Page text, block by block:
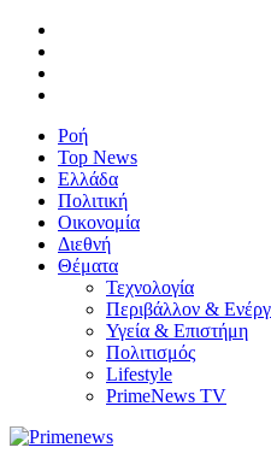
Ροή
Top News
Ελλάδα
Πολιτική
Οικονομία
Διεθνή
Θέματα
Τεχνολογία
Περιβάλλον &
Υγεία & Επιστήμη
Πολιτισμός
Lifestyle
PrimeNews TV